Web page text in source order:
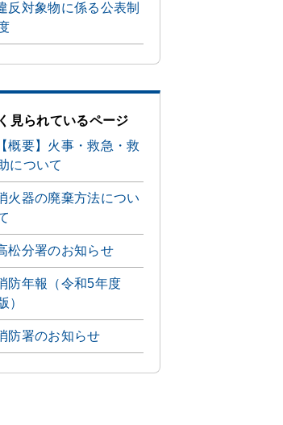
反対象物に係る公表制
見られているページ
【概要】火事・救急・救
について
火器の廃棄方法につい
松分署のお知らせ
防年報（令和5年度
）
防署のお知らせ